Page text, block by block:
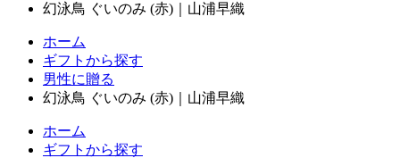
幻泳鳥 ぐいのみ (赤)｜山浦早織
ホーム
ギフトから探す
男性に贈る
幻泳鳥 ぐいのみ (赤)｜山浦早織
ホーム
ギフトから探す